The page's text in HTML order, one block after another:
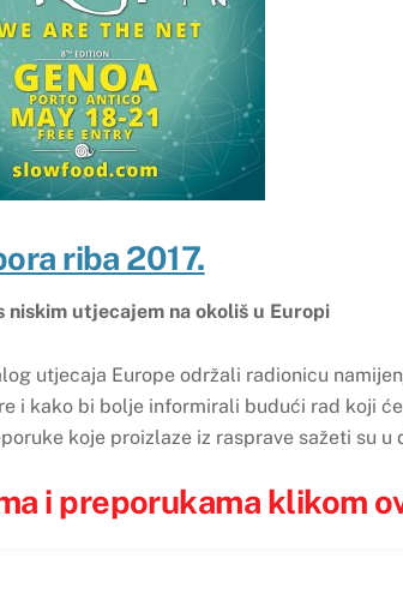
riba 2017.
niskim utjecajem na okoliš u Europi
utjecaja Europe održali radionicu
i kako bi bolje informirali budući rad koji
koje proizlaze iz rasprave sažeti su u
i preporukama klikom